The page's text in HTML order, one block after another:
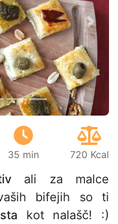
35 min 720 Kcal
ali za malce
bifejih so ti
kot nalašč! :)